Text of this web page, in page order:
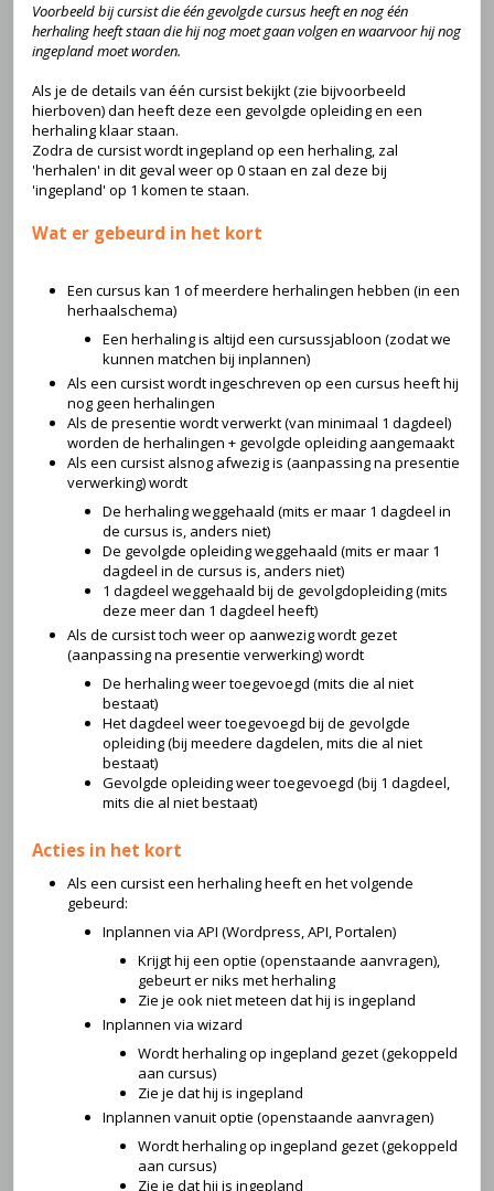
Voorbeeld bij cursist die één gevolgde cursus heeft en nog één
herhaling heeft staan die hij nog moet gaan volgen en waarvoor hij nog
ingepland moet worden.
Als je de details van één cursist bekijkt (zie bijvoorbeeld
hierboven) dan heeft deze een gevolgde opleiding en een
herhaling klaar staan.
Zodra de cursist wordt ingepland op een herhaling, zal
'herhalen' in dit geval weer op 0 staan en zal deze bij
'ingepland' op 1 komen te staan.
Wat er gebeurd in het kort
Een cursus kan 1 of meerdere herhalingen hebben (in een
herhaalschema)
Een herhaling is altijd een cursussjabloon (zodat we
kunnen matchen bij inplannen)
Als een cursist wordt ingeschreven op een cursus heeft hij
nog geen herhalingen
Als de presentie wordt verwerkt (van minimaal 1 dagdeel)
worden de herhalingen + gevolgde opleiding aangemaakt
Als een cursist alsnog afwezig is (aanpassing na presentie
verwerking) wordt
De herhaling weggehaald (mits er maar 1 dagdeel in
de cursus is, anders niet)
De gevolgde opleiding weggehaald (mits er maar 1
dagdeel in de cursus is, anders niet)
1 dagdeel weggehaald bij de gevolgdopleiding (mits
deze meer dan 1 dagdeel heeft)
Als de cursist toch weer op aanwezig wordt gezet
(aanpassing na presentie verwerking) wordt
De herhaling weer toegevoegd (mits die al niet
bestaat)
Het dagdeel weer toegevoegd bij de gevolgde
opleiding (bij meedere dagdelen, mits die al niet
bestaat)
Gevolgde opleiding weer toegevoegd (bij 1 dagdeel,
mits die al niet bestaat)
Acties in het kort
Als een cursist een herhaling heeft en het volgende
gebeurd:
Inplannen via API (Wordpress, API, Portalen)
Krijgt hij een optie (openstaande aanvragen),
gebeurt er niks met herhaling
Zie je ook niet meteen dat hij is ingepland
Inplannen via wizard
Wordt herhaling op ingepland gezet (gekoppeld
aan cursus)
Zie je dat hij is ingepland
Inplannen vanuit optie (openstaande aanvragen)
Wordt herhaling op ingepland gezet (gekoppeld
aan cursus)
Zie je dat hij is ingepland